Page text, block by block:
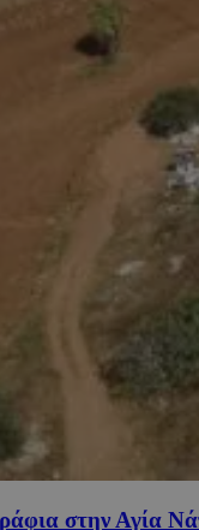
στην Αγία